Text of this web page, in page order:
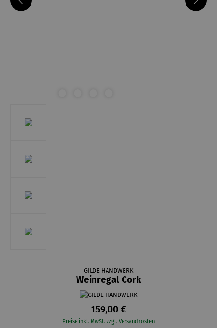
GILDE HANDWERK
Weinregal Cork
159,00 €
Preise inkl. MwSt. zzgl. Versandkosten